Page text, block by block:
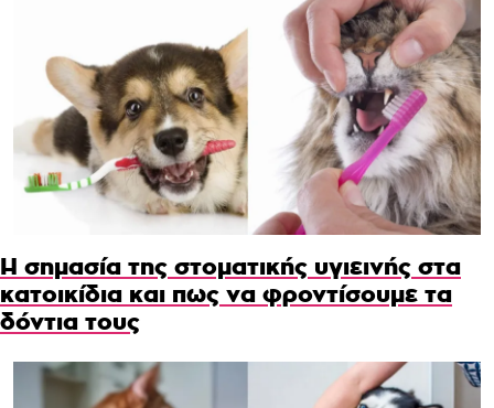
Η σημασία της στοματικής υγιεινής στα
κατοικίδια και πως να φροντίσουμε τα
δόντια τους